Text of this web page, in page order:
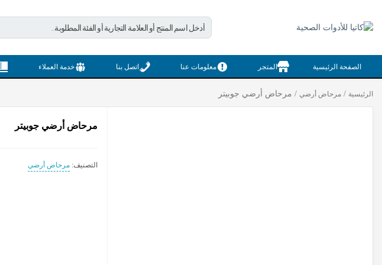
Products
search
الصفحة الرئيسية المتجر معلومات عنا اتصل بنا خدمة العملاء
الرئيسية / مرحاض أرضي / مرحاض أرضي جوبيتر
مرحاض أرضي جوبيتر
التصنيف: مرحاض أرضي